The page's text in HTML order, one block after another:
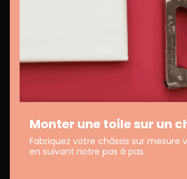
Monter une toile sur un
Fabriquez votre châssis sur mesure
en suivant notre pas à pas.